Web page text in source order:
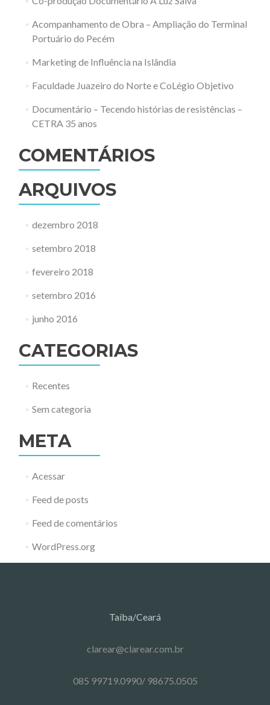
Acompanhamento de Obra – Ampliação do Terminal
Portuário do Pecém
Marketing de Influência na Islândia
Faculdade Juazeiro do Norte e CoLégio Objetivo
Documentário – Tecendo histórias de resistências –
CETRA 35 anos
COMENTÁRIOS
ARQUIVOS
dezembro 2018
setembro 2018
fevereiro 2018
setembro 2016
junho 2016
CATEGORIAS
Recentes
Sem categoria
META
Acessar
Feed de posts
Feed de comentários
WordPress.org
Taíba/Ceará
clarear@clarear.com.br
085 99719.0990/ 98675.0505